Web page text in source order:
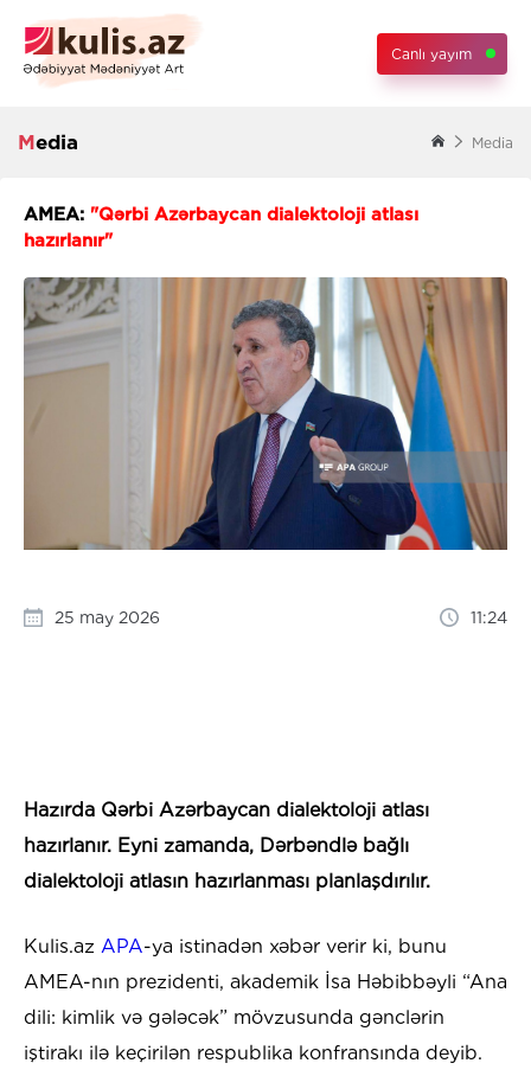
Canlı yayım
Media Media
AMEA: "Qərbi Azərbaycan dialektoloji atlası
hazırlanır"
25 may 2026 11:24
Hazırda Qərbi Azərbaycan dialektoloji atlası
hazırlanır. Eyni zamanda, Dərbəndlə bağlı
dialektoloji atlasın hazırlanması planlaşdırılır.
Kulis.az APA-ya istinadən xəbər verir ki, bunu
AMEA-nın prezidenti, akademik İsa Həbibbəyli “Ana
dili: kimlik və gələcək” mövzusunda gənclərin
iştirakı ilə keçirilən respublika konfransında deyib.